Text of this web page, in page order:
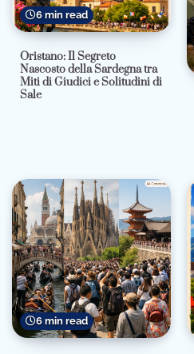
6 min read
Oristano: Il Segreto
Nascosto della Sardegna tra
Miti di Giudici e Solitudini di
Sale
6 min read